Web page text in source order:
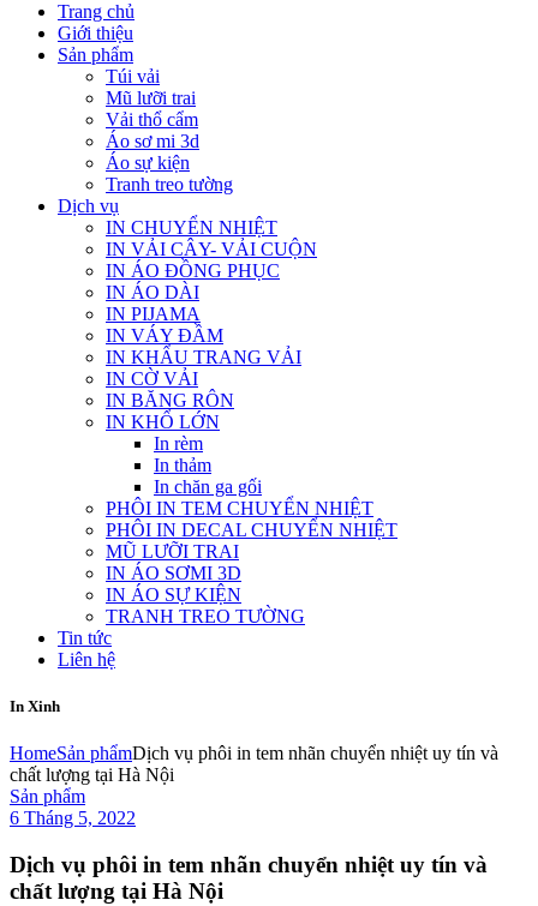
Trang chủ
Giới thiệu
Sản phẩm
Túi vải
Mũ lưỡi trai
Vải thổ cẩm
Áo sơ mi 3d
Áo sự kiện
Tranh treo tường
Dịch vụ
IN CHUYỂN NHIỆT
IN VẢI CÂY- VẢI CUỘN
IN ÁO ĐỒNG PHỤC
IN ÁO DÀI
IN PIJAMA
IN VÁY ĐẦM
IN KHẨU TRANG VẢI
IN CỜ VẢI
IN BĂNG RÔN
IN KHỔ LỚN
In rèm
In thảm
In chăn ga gối
PHÔI IN TEM CHUYỂN NHIỆT
PHÔI IN DECAL CHUYỂN NHIỆT
MŨ LƯỠI TRAI
IN ÁO SƠMI 3D
IN ÁO SỰ KIỆN
TRANH TREO TƯỜNG
Tin tức
Liên hệ
In Xinh
HomeSản phẩmDịch vụ phôi in tem nhãn chuyển nhiệt uy tín và
chất lượng tại Hà Nội
Sản phẩm
6 Tháng 5, 2022
Dịch vụ phôi in tem nhãn chuyển nhiệt uy tín và
chất lượng tại Hà Nội